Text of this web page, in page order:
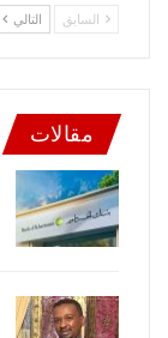
السابق التالي
مقالات